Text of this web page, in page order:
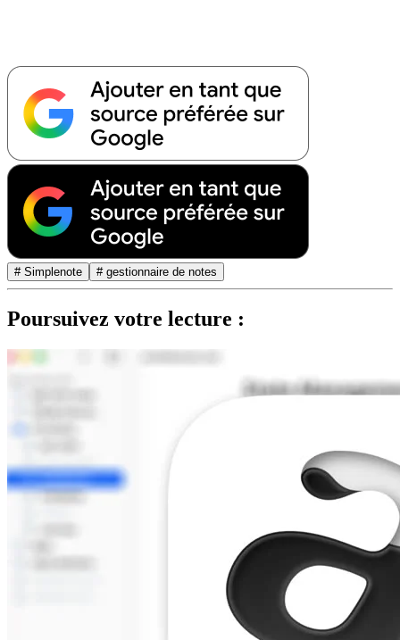
# Simplenote # gestionnaire de notes
Poursuivez votre lecture :